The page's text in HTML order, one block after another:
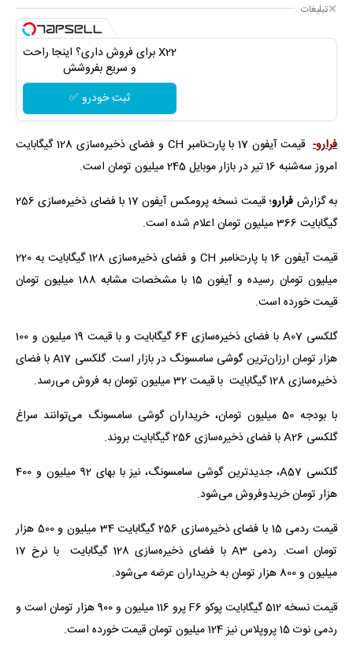
تبلیغات
X22 برای فروش داری؟ اینجا راحت
و سریع بفروشش
ثبت خودرو ✅
فرارو-
قیمت آیفون 17 با پارت‌نامبر CH و فضای ذخیره‌سازی 128 گیگابایت
امروز سه‌شنبه 16 تیر در بازار موبایل 245 میلیون تومان است.
به گزارش فرارو
؛ قیمت نسخه پرومکس آیفون 17 با فضای ذخیره‌سازی 256
گیگابایت 366 میلیون تومان اعلام شده است.
قیمت آیفون 16 با پارت‌نامبر CH و فضای ذخیره‌سازی 128 گیگابایت به 220
میلیون تومان رسیده و آیفون 15 با مشخصات مشابه 188 میلیون تومان
قیمت خورده است.
گلکسی A07 با فضای ذخیره‌سازی 64 گیگابایت و با قیمت 19 میلیون و 100
هزار تومان ارزان‌ترین گوشی سامسونگ در بازار است. گلکسی A17 با فضای
ذخیره‌سازی 128 گیگابایت با قیمت 32 میلیون تومان به فروش می‌رسد.
با بودجه 50 میلیون تومان، خریداران گوشی سامسونگ می‌توانند سراغ
گلکسی A26 با فضای ذخیره‌سازی 256 گیگابایت بروند.
گلکسی A57، جدیدترین گوشی سامسونگ، نیز با بهای 92 میلیون و 400
هزار تومان خریدوفروش می‌شود.
قیمت ردمی 15 با فضای ذخیره‌سازی 256 گیگابایت 34 میلیون و 500 هزار
تومان است. ردمی A3 با فضای ذخیره‌سازی 128 گیگابایت با نرخ 17
میلیون و 800 هزار تومان به خریداران عرضه می‌شود.
قیمت نسخه 512 گیگابایت پوکو F6 پرو 116 میلیون و 900 هزار تومان است و
ردمی نوت 15 پروپلاس نیز 124 میلیون تومان قیمت خورده است.